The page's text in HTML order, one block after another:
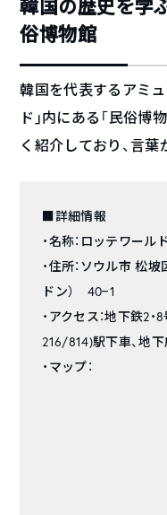
韓国の歴史を学
俗博物館
韓国を代表するアミ
ド｣内にある「民俗博
く紹介しており、言葉
■詳細情報
・名称：ロッテワール
・住所：ソウル市 松
ドン） 40−1
・アクセス：地下鉄2
216/814)駅下車、地
・マップ：